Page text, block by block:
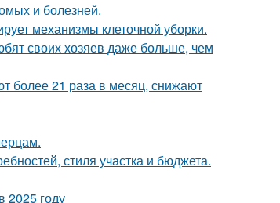
и болезней.
механизмы клеточной уборки.
своих хозяев даже больше, чем
более 21 раза в месяц, снижают
стиля участка и бюджета.
2025 году